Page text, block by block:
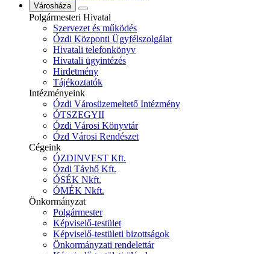
Városháza
Polgármesteri Hivatal
Szervezet és működés
Ózdi Központi Ügyfélszolgálat
Hivatali telefonkönyv
Hivatali ügyintézés
Hirdetmény
Tájékoztatók
Intézményeink
Ózdi Városüzemeltető Intézmény
ÓTSZEGYII
Ózdi Városi Könyvtár
Ózd Városi Rendészet
Cégeink
ÓZDINVEST Kft.
Ózdi Távhő Kft.
ÓSÉK Nkft.
ÓMÉK Nkft.
Önkormányzat
Polgármester
Képviselő-testület
Képviselő-testületi bizottságok
Önkormányzati rendelettár